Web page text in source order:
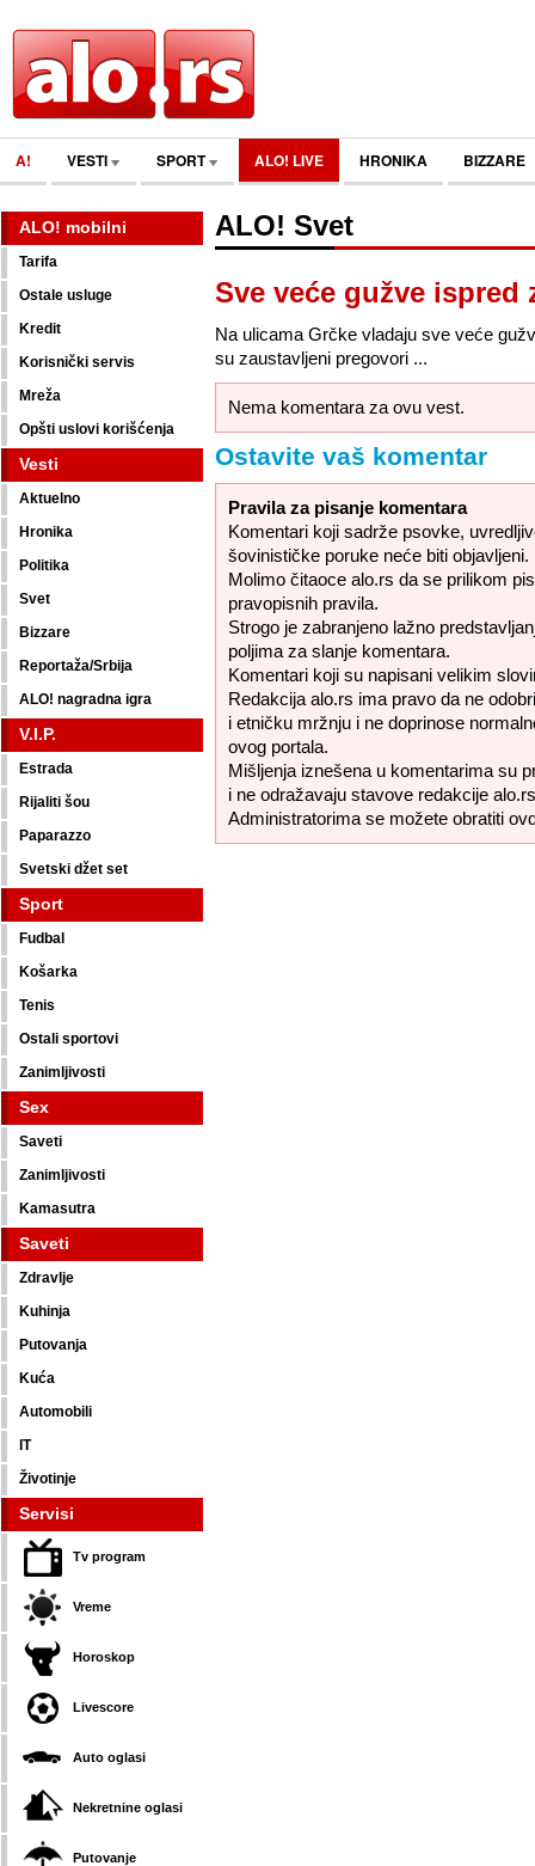
A! VESTI SPORT ALO! LIVE HRONIKA BIZZARE
ALO! mobilni
Tarifa
Ostale usluge
Kredit
Korisnički servis
Mreža
Opšti uslovi korišćenja
Vesti
Aktuelno
Hronika
Politika
Svet
Bizzare
Reportaža/Srbija
ALO! nagradna igra
V.I.P.
Estrada
Rijaliti šou
Paparazzo
Svetski džet set
Sport
Fudbal
Košarka
Tenis
Ostali sportovi
Zanimljivosti
Sex
Saveti
Zanimljivosti
Kamasutra
Saveti
Zdravlje
Kuhinja
Putovanja
Kuća
Automobili
IT
Životinje
Servisi
Tv program
Vreme
Horoskop
Livescore
Auto oglasi
Nekretnine oglasi
Putovanje
ALO! Svet
Sve veće gužve ispred
Na ulicama Grčke vladaju sve veće
su zaustavljeni pregovori ...
Nema komentara za ovu vest.
Ostavite vaš komentar
Pravila za pisanje komentara
Komentari koji sadrže psovke,
šovinističke poruke neće biti objavljeni.
Molimo čitaoce alo.rs da se prilikom
pravopisnih pravila.
Strogo je zabranjeno lažno
poljima za slanje komentara.
Komentari koji su napisani velikim
Redakcija alo.rs ima pravo da ne
i etničku mržnju i ne doprinose
ovog portala.
Mišljenja iznešena u komentarima su
i ne odražavaju stavove redakcije
Administratorima se možete obratiti